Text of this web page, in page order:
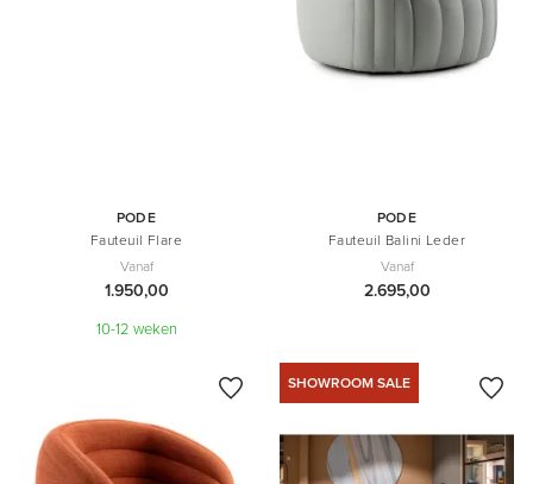
PODE
Fauteuil Flare
Vanaf
1.950,00
10-12 weken
PODE
Fauteuil Balini Leder
Vanaf
2.695,00
SHOWROOM SALE